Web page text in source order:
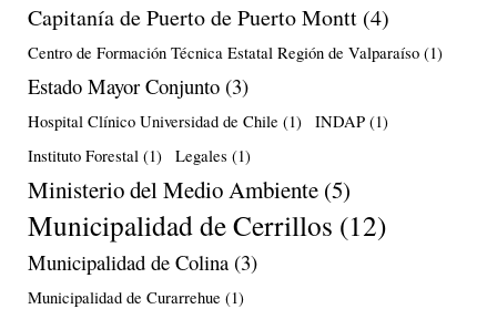
Capitanía de Puerto de Puerto Montt (4)
Centro de Formación Técnica Estatal Región de Valparaíso (1)
Estado Mayor Conjunto (3)
Hospital Clínico Universidad de Chile (1) INDAP (1)
Instituto Forestal (1) Legales (1)
Ministerio del Medio Ambiente (5)
Municipalidad de Cerrillos (12)
Municipalidad de Colina (3)
Municipalidad de Curarrehue (1)